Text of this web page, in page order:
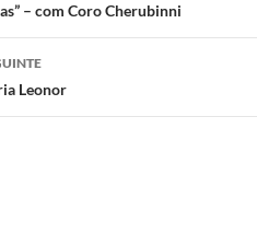
– com Coro Cherubinni
Leonor